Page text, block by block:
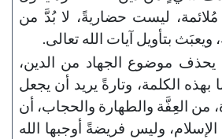
ليست حضاريةً، لا بُدَّ من
ويعبَث بتأويل آيات الله تعالى.
يحذف موضوع الجهاد من الدين،
بهذه الكلمة، وتارةً يريد أن يجعل
من العِفَّة والطهارة والحجاب، أن
وليس فريضةً أوجبها الله